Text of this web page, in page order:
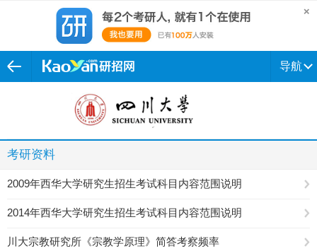
导航
考研资料
2009年西华大学研究生招生考试科目内容范围说明
2014年西华大学研究生招生考试科目内容范围说明
川大宗教研究所《宗教学原理》简答考察频率